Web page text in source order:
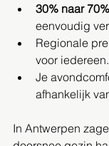
30% naar 70%
eenvoudig
Regionale
voor iedereen.
Je
afhankelijk
In Antwerpen